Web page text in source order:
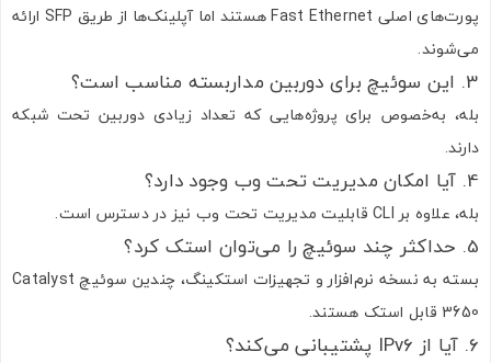
پورت‌های اصلی Fast Ethernet هستند اما آپلینک‌ها از طریق SFP ارائه
می‌شوند.
3. این سوئیچ برای دوربین مداربسته مناسب است؟
بله، به‌خصوص برای پروژه‌هایی که تعداد زیادی دوربین تحت شبکه
دارند.
4. آیا امکان مدیریت تحت وب وجود دارد؟
بله، علاوه بر CLI قابلیت مدیریت تحت وب نیز در دسترس است.
5. حداکثر چند سوئیچ را می‌توان استک کرد؟
بسته به نسخه نرم‌افزار و تجهیزات استکینگ، چندین سوئیچ Catalyst
3650 قابل استک هستند.
6. آیا از IPv6 پشتیبانی می‌کند؟